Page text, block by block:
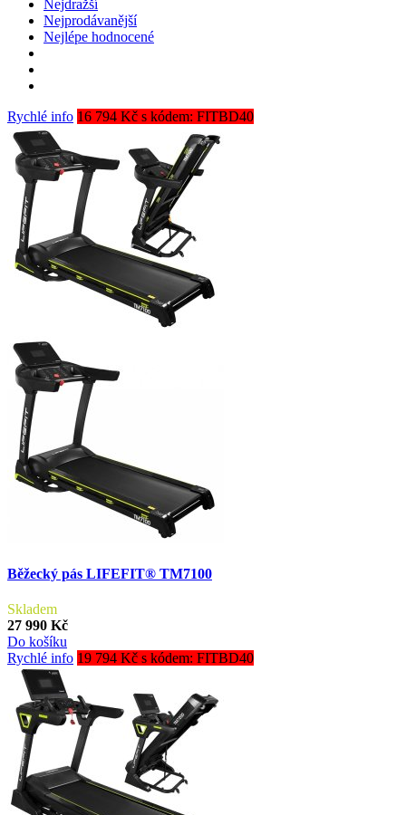
Nejdražší
Nejprodávanější
Nejlépe hodnocené
Rychlé info 16 794 Kč s kódem: FITBD40
Běžecký pás LIFEFIT® TM7100
Skladem
27 990 Kč
Do košíku
Rychlé info 19 794 Kč s kódem: FITBD40